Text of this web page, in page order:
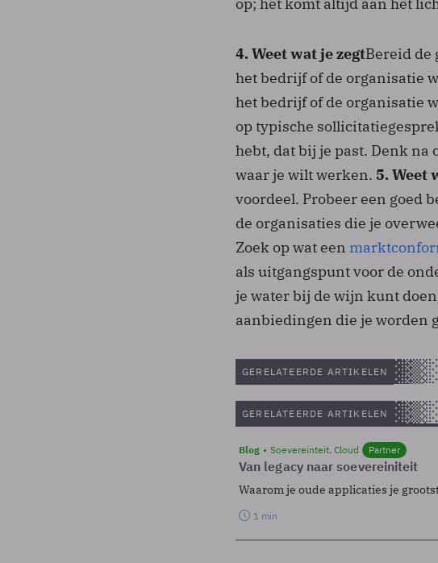
4. Weet wat je zegtBereid de
het bedrijf of de organisatie
het bedrijf of de organisatie
op typische
hebt, dat bij je past. Denk na
waar je wilt werken. 5. Weet
voordeel. Probeer een goed
de organisaties die je
Zoek op wat een
als uitgangspunt voor de
je water bij de wijn kunt
aanbiedingen die je worden
GERELATEERDE ARTIKELEN
GERELATEERDE ARTIKELEN
Blog Soevereinteit, Cloud Partner
Van legacy naar soevereiniteit
Waarom je oude applicaties je
1 min